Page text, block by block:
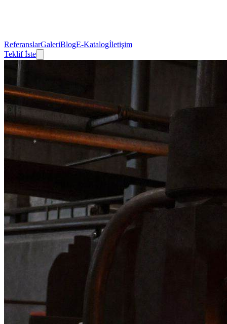
ReferanslarGaleriBlogE-Katalogİletişim
Teklif İste